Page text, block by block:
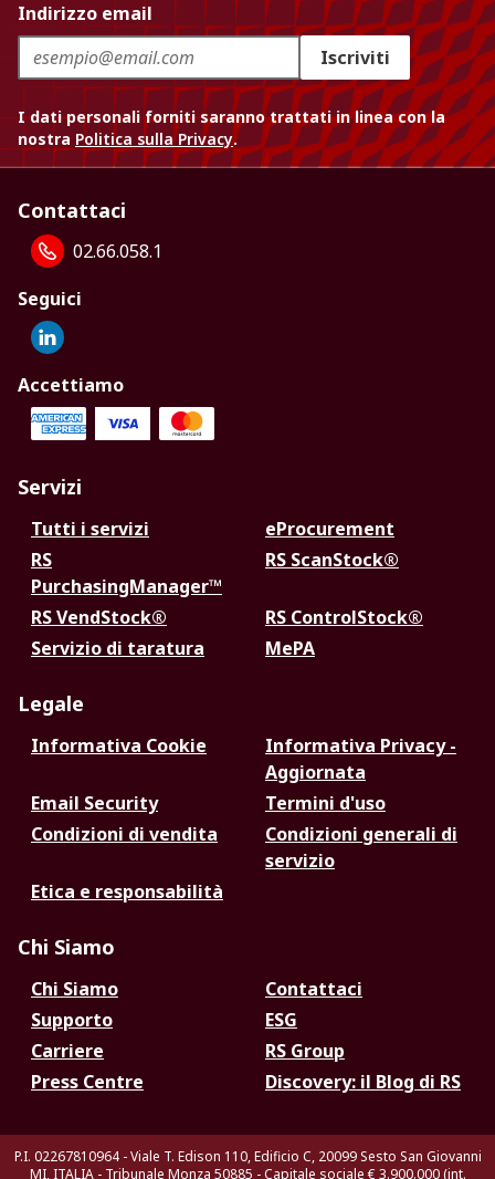
Indirizzo email
Iscriviti
I dati personali forniti saranno trattati in linea con la
nostra Politica sulla Privacy.
Contattaci
02.66.058.1
Seguici
Accettiamo
Servizi
Tutti i servizi
eProcurement
RS
PurchasingManager™
RS ScanStock®
RS VendStock®
RS ControlStock®
Servizio di taratura
MePA
Legale
Informativa Cookie
Informativa Privacy -
Aggiornata
Email Security
Termini d'uso
Condizioni di vendita
Condizioni generali di
servizio
Etica e responsabilità
Chi Siamo
Chi Siamo
Contattaci
Supporto
ESG
Carriere
RS Group
Press Centre
Discovery: il Blog di RS
P.I. 02267810964 - Viale T. Edison 110, Edificio C, 20099 Sesto San Giovanni
MI, ITALIA - Tribunale Monza 50885 - Capitale sociale € 3.900.000 (int.